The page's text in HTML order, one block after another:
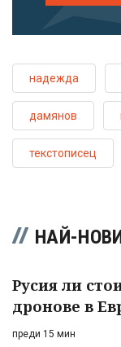
надежда
дамянов
текстописец
НАЙ-
Русия ли
дронове в
преди 15 мин